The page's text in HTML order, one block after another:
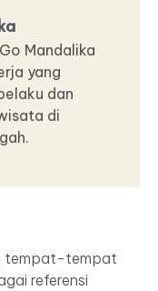
tempat-tempat
referensi
Mandalika
yang
dan
di